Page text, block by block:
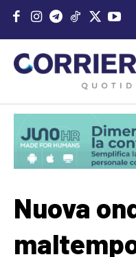
Nuova